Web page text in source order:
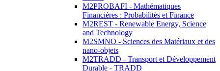
M2PROBAFI - Mathématiques
Financières : Probabilités et Finance
M2REST - Renewable Energy, Science
and Technology
M2SMNO - Sciences des Matériaux et des
nano-objets
M2TRADD - Transport et Développement
Durable - TRADD